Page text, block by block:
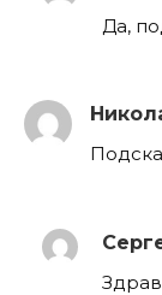
Да,